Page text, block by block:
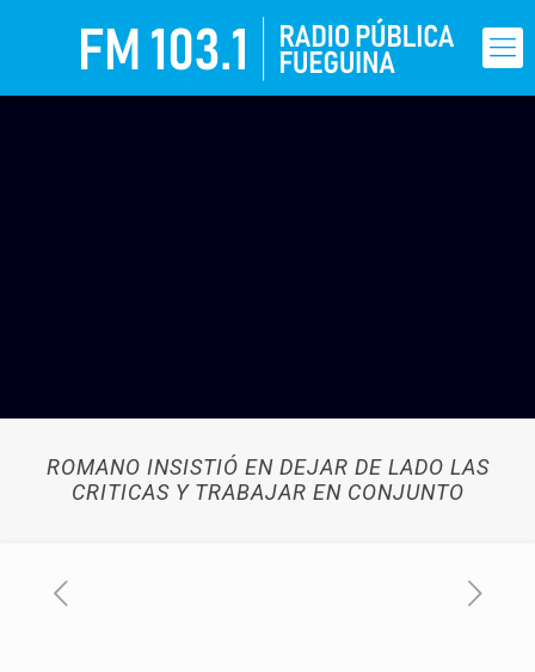
ROMANO INSISTIÓ EN DEJAR DE LADO LAS
CRITICAS Y TRABAJAR EN CONJUNTO